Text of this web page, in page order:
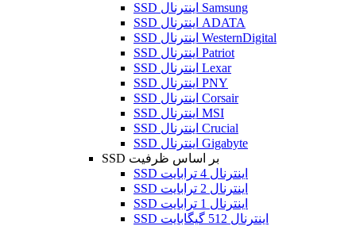
SSD اینترنال Samsung
SSD اینترنال ADATA
SSD اینترنال WesternDigital
SSD اینترنال Patriot
SSD اینترنال Lexar
SSD اینترنال PNY
SSD اینترنال Corsair
SSD اینترنال MSI
SSD اینترنال Crucial
SSD اینترنال Gigabyte
SSD بر اساس ظرفیت
SSD اینترنال 4 ترابایت
SSD اینترنال 2 ترابایت
SSD اینترنال 1 ترابایت
SSD اینترنال 512 گیگابایت